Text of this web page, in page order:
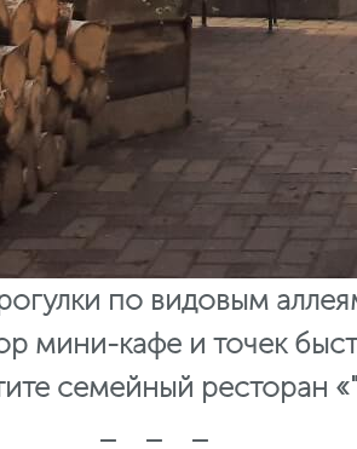
по видовым
мини-кафе и точек
семейный ресторан
_ _ _